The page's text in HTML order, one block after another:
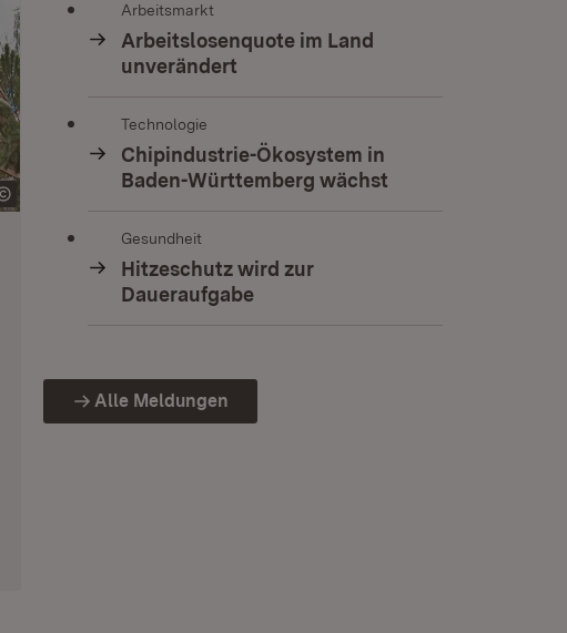
Arbeitsmarkt
Arbeitslosenquote im Land
unverändert
Technologie
Chipindustrie-Ökosystem in
Baden-Württemberg wächst
Gesundheit
Hitzeschutz wird zur
Daueraufgabe
Alle Meldungen